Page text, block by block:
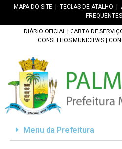
MAPA DO SITE TECLAS DE ATALHO
DIÁRIO OFICIAL CARTA DE
CONSELHOS MUNICIPAIS
Menu da Prefeitura